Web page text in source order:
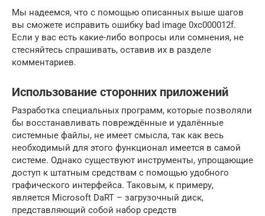
Мы надеемся, что с помощью описанных выше шагов
вы сможете исправить ошибку bad image 0xc000012f.
Если у вас есть какие-либо вопросы или сомнения, не
стесняйтесь спрашивать, оставив их в разделе
комментариев.
Использование сторонних приложений
Разработка специальных программ, которые позволяли
бы восстанавливать повреждённые и удалённые
системные файлы, не имеет смысла, так как весь
необходимый для этого функционал имеется в самой
системе. Однако существуют инструменты, упрощающие
доступ к штатным средствам с помощью удобного
графического интерфейса. Таковым, к примеру,
является Microsoft DaRT – загрузочный диск,
представляющий собой набор средств